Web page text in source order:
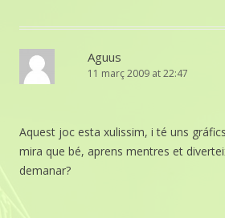
Aguus
11 març 2009 at 22:47
Aquest joc esta xulissim, i té uns
mira que bé, aprens mentres et
demanar?